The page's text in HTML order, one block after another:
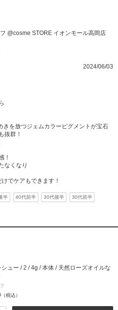
@cosme STORE イオンモール高岡店
2024/06/03
きを放つジェムカラーピグメントが宝石
抜群！
！
なくなり
でケアもできます！
半 40代前半 30代後半 30代前半
ュー / 2 / 4g / 本体 / 天然ローズオイルな
（税込）